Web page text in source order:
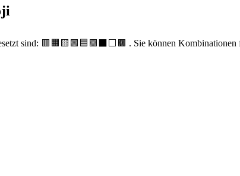
sind: 🟥🟧🟨🟩🟦🟪⬛️⬜️🟫 . Sie können Kombinationen